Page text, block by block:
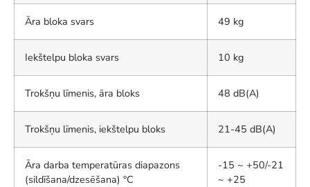
Āra bloka svars 49 kg
Iekštelpu bloka svars 10 kg
Trokšņu līmenis, āra bloks 48 dB(A)
Trokšņu līmenis, iekštelpu bloks 21-45 dB(A)
Āra darba temperatūras diapazons
(sildīšana/dzesēšana) °C
-15 ~ +50/-21
~ +25